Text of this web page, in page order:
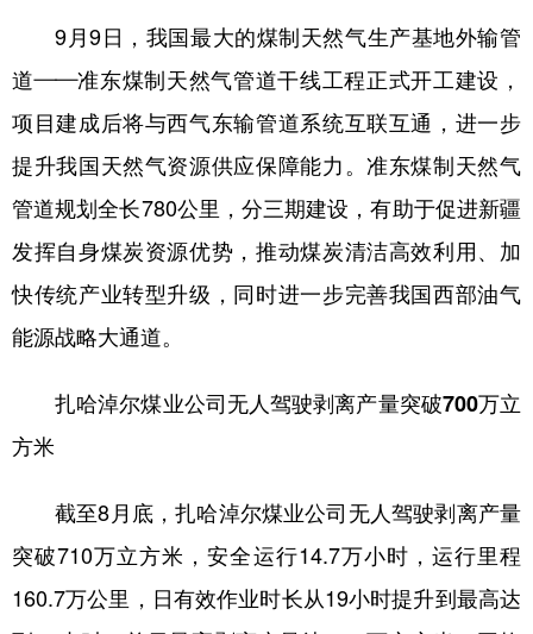
9月9日，我国最大的煤制天然气生产基地外输管
道——准东煤制天然气管道干线工程正式开工建设，
项目建成后将与西气东输管道系统互联互通，进一步
提升我国天然气资源供应保障能力。准东煤制天然气
管道规划全长780公里，分三期建设，有助于促进新疆
发挥自身煤炭资源优势，推动煤炭清洁高效利用、加
快传统产业转型升级，同时进一步完善我国西部油气
能源战略大通道。
扎哈淖尔煤业公司无人驾驶剥离产量突破700万立
方米
截至8月底，扎哈淖尔煤业公司无人驾驶剥离产量
突破710万立方米，安全运行14.7万小时，运行里程
160.7万公里，日有效作业时长从19小时提升到最高达